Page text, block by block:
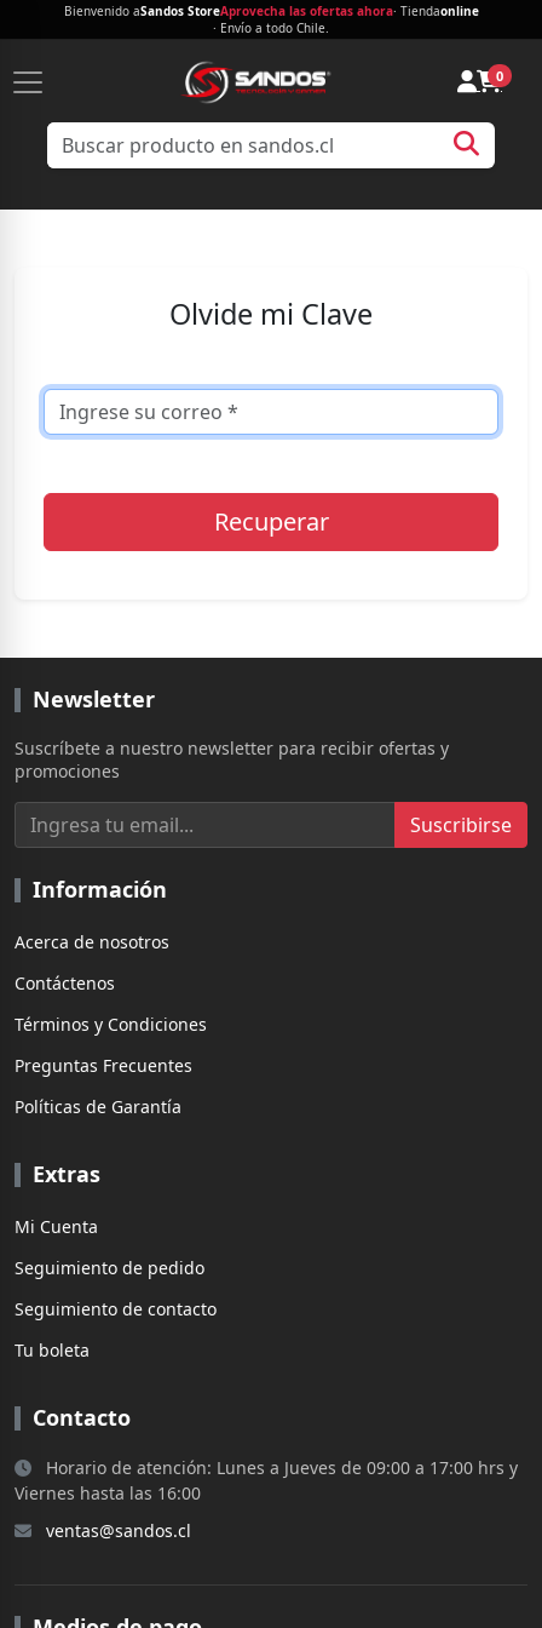
Bienvenido aSandos StoreAprovecha las ofertas ahora· Tiendaonline
· Envío a todo Chile.
0
Olvide mi Clave
Newsletter
Suscríbete a nuestro newsletter para recibir ofertas y
promociones
Suscribirse
Información
Acerca de nosotros
Contáctenos
Términos y Condiciones
Preguntas Frecuentes
Políticas de Garantía
Extras
Mi Cuenta
Seguimiento de pedido
Seguimiento de contacto
Tu boleta
Contacto
Horario de atención: Lunes a Jueves de 09:00 a 17:00 hrs y
Viernes hasta las 16:00
ventas@sandos.cl